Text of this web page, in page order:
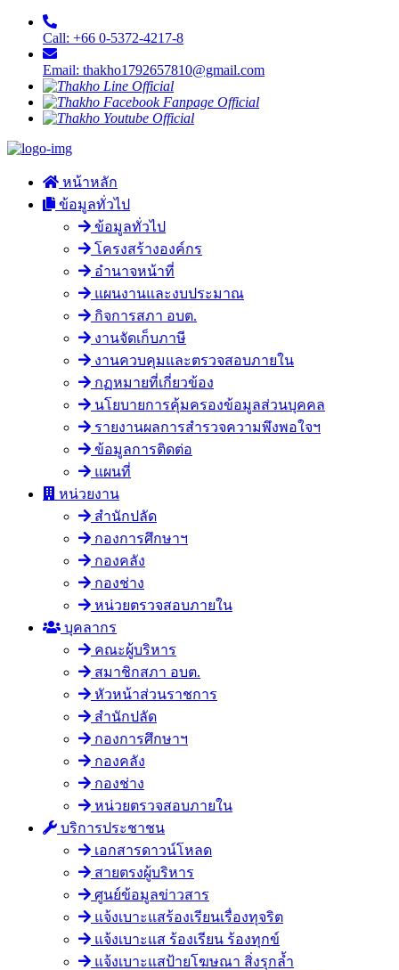
Call: +66 0-5372-4217-8
Email: thakho1792657810@gmail.com
หน้าหลัก
ข้อมูลทั่วไป
ข้อมูลทั่วไป
โครงสร้างองค์กร
อำนาจหน้าที่
แผนงานและงบประมาณ
กิจการสภา อบต.
งานจัดเก็บภาษี
งานควบคุมและตรวจสอบภายใน
กฏหมายที่เกี่ยวข้อง
นโยบายการคุ้มครองข้อมูลส่วนบุคคล
รายงานผลการสำรวจความพึงพอใจฯ
ข้อมูลการติดต่อ
แผนที่
หน่วยงาน
สำนักปลัด
กองการศึกษาฯ
กองคลัง
กองช่าง
หน่วยตรวจสอบภายใน
บุคลากร
คณะผู้บริหาร
สมาชิกสภา อบต.
หัวหน้าส่วนราชการ
สำนักปลัด
กองการศึกษาฯ
กองคลัง
กองช่าง
หน่วยตรวจสอบภายใน
บริการประชาชน
เอกสารดาวน์โหลด
สายตรงผู้บริหาร
ศูนย์ข้อมูลข่าวสาร
แจ้งเบาะแสร้องเรียนเรื่องทุจริต
แจ้งเบาะแส ร้องเรียน ร้องทุกข์
แจ้งเบาะแสป้ายโฆษณา สิ่งรุกล้ำ